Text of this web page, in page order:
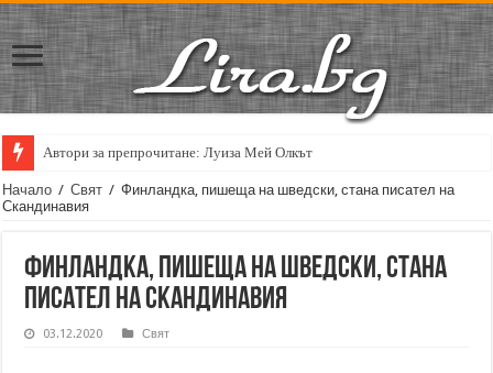
Автори за препрочитане: Луиза Мей Олкът
Начало / Свят / Финландка, пишеща на шведски, стана писател на
Скандинавия
Финландка, пишеща на шведски, стана
писател на Скандинавия
03.12.2020 Свят